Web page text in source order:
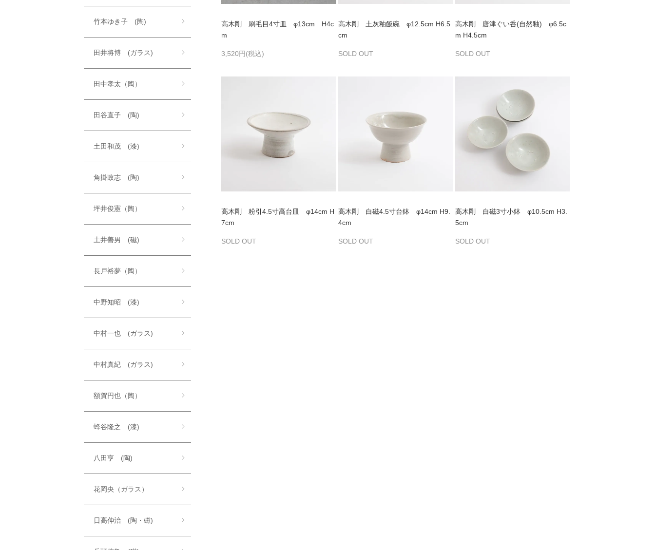
高木剛 刷毛目4寸皿 φ13cm H4c
m
3,520円(税込)
高木剛 土灰釉飯碗 φ12.5cm H6.5
cm
SOLD OUT
高木剛 唐津ぐい呑(自然釉) φ6.5c
m H4.5cm
SOLD OUT
高木剛 粉引4.5寸高台皿 φ14cm H
7cm
SOLD OUT
高木剛 白磁4.5寸台鉢 φ14cm H9.
4cm
SOLD OUT
高木剛 白磁3寸小鉢 φ10.5cm H3.
5cm
SOLD OUT
竹本ゆき子 (陶)
田井将博 (ガラス)
田中孝太（陶）
田谷直子 (陶)
土田和茂 (漆)
角掛政志 (陶)
坪井俊憲（陶）
土井善男 (磁)
長戸裕夢（陶）
中野知昭 (漆)
中村一也 (ガラス)
中村真紀 (ガラス)
額賀円也（陶）
蜂谷隆之 (漆)
八田亨 (陶)
花岡央（ガラス）
日高伸治 (陶・磁)